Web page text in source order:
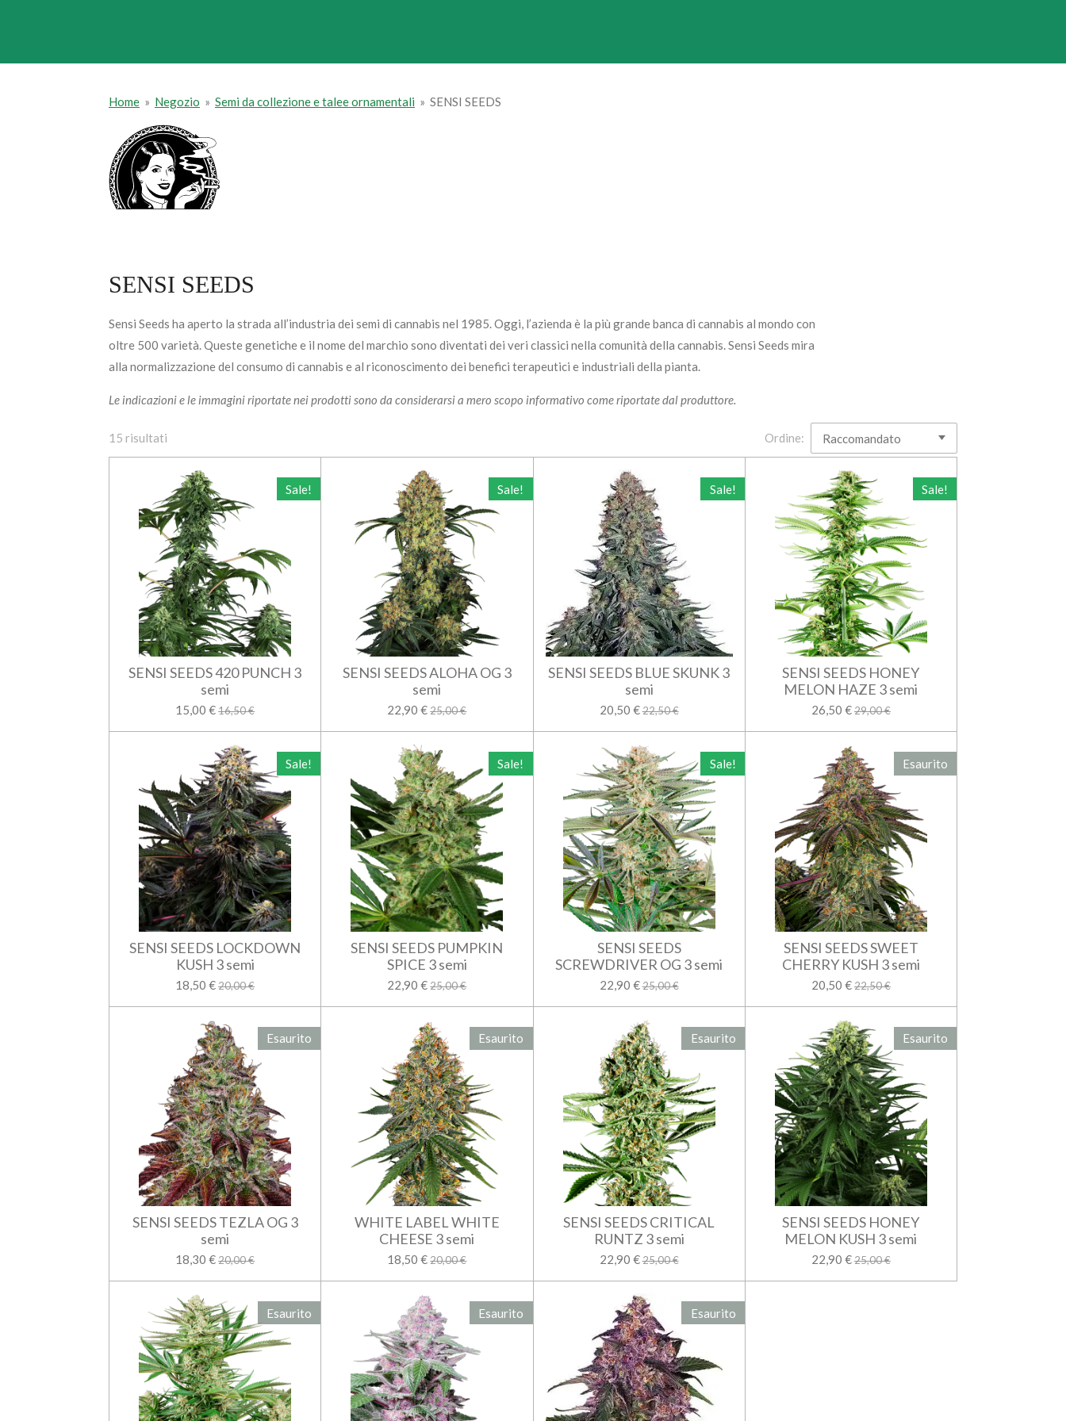
Home » Negozio » Semi da collezione e talee ornamentali » SENSI SEEDS
SENSI SEEDS
Sensi Seeds ha aperto la strada all’industria dei semi di cannabis nel 1985. Oggi, l’azienda è la più grande banca di cannabis al mondo con
oltre 500 varietà. Queste genetiche e il nome del marchio sono diventati dei veri classici nella comunità della cannabis. Sensi Seeds mira
alla normalizzazione del consumo di cannabis e al riconoscimento dei benefici terapeutici e industriali della pianta.
Le indicazioni e le immagini riportate nei prodotti sono da considerarsi a mero scopo informativo come riportate dal produttore.
15 risultati Ordine:
Sale!
SENSI SEEDS 420 PUNCH 3
semi
15,00 €16,50 €
Sale!
SENSI SEEDS ALOHA OG 3
semi
22,90 € 25,00 €
Sale!
SENSI SEEDS BLUE SKUNK 3
semi
20,50 €22,50 €
Sale!
SENSI SEEDS HONEY
MELON HAZE 3 semi
26,50 €29,00 €
Sale!
SENSI SEEDS LOCKDOWN
KUSH 3 semi
18,50 €20,00 €
Sale!
SENSI SEEDS PUMPKIN
SPICE 3 semi
22,90 € 25,00 €
Sale!
SENSI SEEDS
SCREWDRIVER OG 3 semi
22,90 €25,00 €
Esaurito
SENSI SEEDS SWEET
CHERRY KUSH 3 semi
20,50 €22,50 €
Esaurito
SENSI SEEDS TEZLA OG 3
semi
18,30 €20,00 €
Esaurito
WHITE LABEL WHITE
CHEESE 3 semi
18,50 € 20,00 €
Esaurito
SENSI SEEDS CRITICAL
RUNTZ 3 semi
22,90 €25,00 €
Esaurito
SENSI SEEDS HONEY
MELON KUSH 3 semi
22,90 €25,00 €
Esaurito Esaurito Esaurito